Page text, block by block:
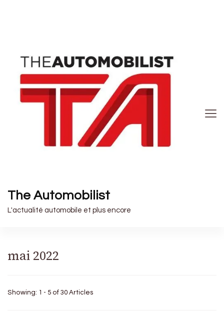
The Automobilist
L'actualité automobile et plus encore
mai 2022
Showing: 1 - 5 of 30 Articles